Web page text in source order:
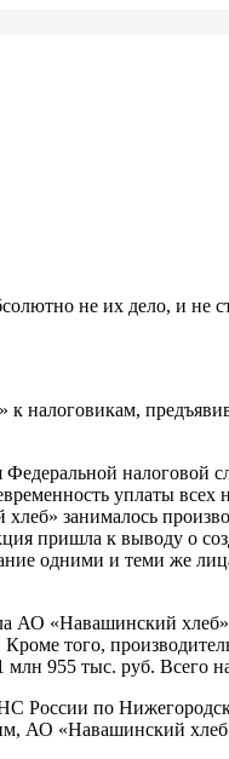
не их дело, и не
Федеральной
уплаты всех
занималось
пришла к выводу о
одними и теми же
АО «Навашинский
того,
955 тыс. руб. Всего
России по
АО «Навашинский